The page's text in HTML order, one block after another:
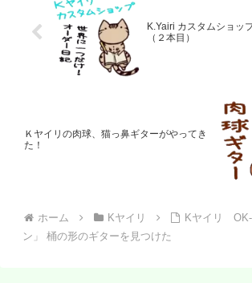
K.Yairi カスタムショ
（２本目）
Ｋヤイリの肉球、猫っ鼻ギターがやってき
た！
ホーム Kヤイリ
Kヤイリ OK-
ン」 桶の形のギターを見つけた